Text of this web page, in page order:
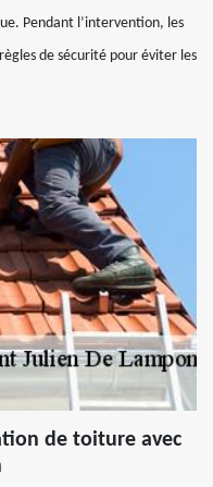
Pendant l’intervention, les
de sécurité pour éviter les
de toiture avec